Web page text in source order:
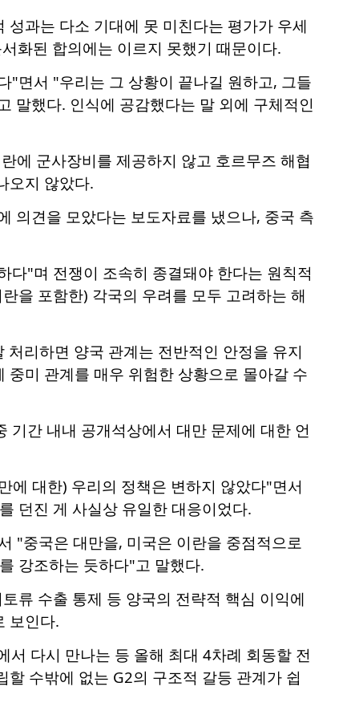
과는 다소 기대에 못 미친다는 평가가 우세
화된 합의에는 이르지 못했기 때문이다.
"면서 "우리는 그 상황이 끝나길 원하고, 그들
말했다. 인식에 공감했다는 말 외에 구체적인
에 군사장비를 제공하지 않고 호르무즈 해협
오지 않았다.
의견을 모았다는 보도자료를 냈으나, 중국 측
다"며 전쟁이 조속히 종결돼야 한다는 원칙적
을 포함한) 각국의 우려를 모두 고려하는 해
리하면 양국 관계는 전반적인 안정을 유지
미 관계를 매우 위험한 상황으로 몰아갈 수
간 내내 공개석상에서 대만 문제에 대한 언
에 대한) 우리의 정책은 변하지 않았다"면서
던진 게 사실상 유일한 대응이었다.
"중국은 대만을, 미국은 이란을 중점적으로
강조하는 듯하다"고 말했다.
류 수출 통제 등 양국의 전략적 핵심 이익에
보인다.
다시 만나는 등 올해 최대 4차례 회동할 전
수밖에 없는 G2의 구조적 갈등 관계가 쉽